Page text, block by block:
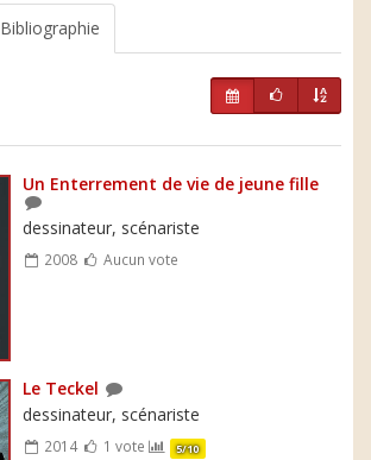
Bibliographie
Un Enterrement de vie de jeune fille
dessinateur, scénariste
2008 Aucun vote
Le Teckel
dessinateur, scénariste
2014 1 vote 5/10